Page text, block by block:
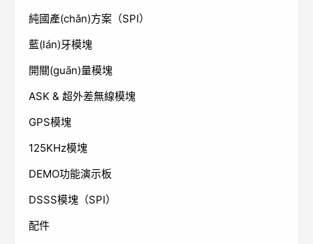
純國產(chǎn)方案（SPI）
藍(lán)牙模塊
開關(guān)量模塊
ASK & 超外差無線模塊
GPS模塊
125KHz模塊
DEMO功能演示板
DSSS模塊（SPI）
配件